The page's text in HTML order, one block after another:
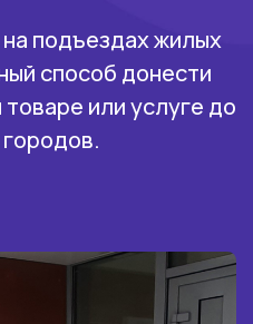
подъездах жилых
способ донести
или услуге до